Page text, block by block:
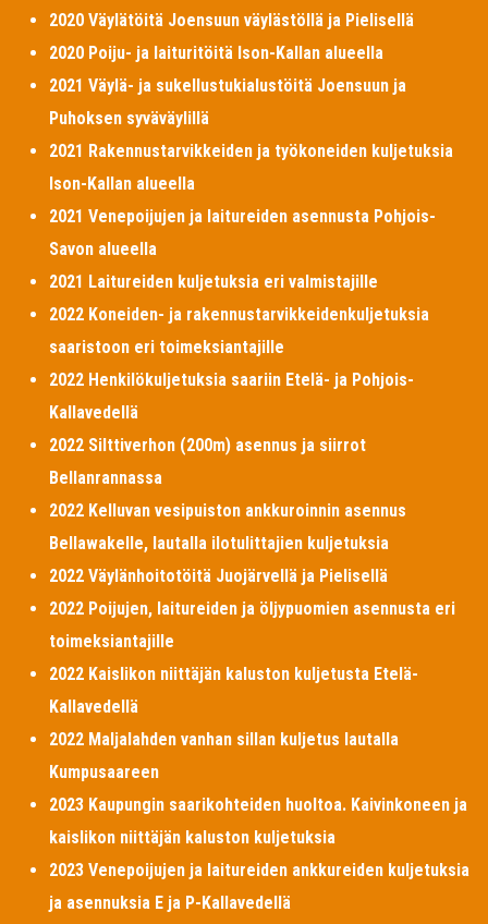
2020 Väylätöitä Joensuun väylästöllä ja Pielisellä
2020 Poiju- ja laituritöitä Ison-Kallan alueella
2021 Väylä- ja sukellustukialustöitä Joensuun ja
Puhoksen syväväylillä
2021 Rakennustarvikkeiden ja työkoneiden kuljetuksia
Ison-Kallan alueella
2021 Venepoijujen ja laitureiden asennusta Pohjois-
Savon alueella
2021 Laitureiden kuljetuksia eri valmistajille
2022 Koneiden- ja rakennustarvikkeidenkuljetuksia
saaristoon eri toimeksiantajille
2022 Henkilökuljetuksia saariin Etelä- ja Pohjois-
Kallavedellä
2022 Silttiverhon (200m) asennus ja siirrot
Bellanrannassa
2022 Kelluvan vesipuiston ankkuroinnin asennus
Bellawakelle, lautalla ilotulittajien kuljetuksia
2022 Väylänhoitotöitä Juojärvellä ja Pielisellä
2022 Poijujen, laitureiden ja öljypuomien asennusta eri
toimeksiantajille
2022 Kaislikon niittäjän kaluston kuljetusta Etelä-
Kallavedellä
2022 Maljalahden vanhan sillan kuljetus lautalla
Kumpusaareen
2023 Kaupungin saarikohteiden huoltoa. Kaivinkoneen ja
kaislikon niittäjän kaluston kuljetuksia
2023 Venepoijujen ja laitureiden ankkureiden kuljetuksia
ja asennuksia E ja P-Kallavedellä